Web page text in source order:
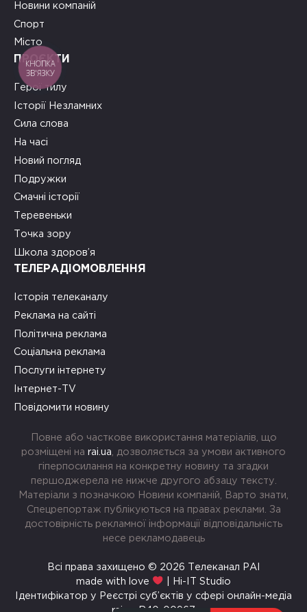
Новини компаній
Спорт
Місто
ПРОЄКТИ
Герої тилу
Історії Незламних
Сила слова
На часі
Новий погляд
Подружки
Смачні історії
Теревеньки
Точка зору
Школа здоров’я
ТЕЛЕРАДІОМОВЛЕННЯ
Історія телеканалу
Реклама на сайті
Політична реклама
Соціальна реклама
Послуги інтернету
Інтернет-TV
Повідомити новину
Повне або часткове використання матеріалів, що
розміщені на rai.ua , дозволяється за умови активного
гіперпосилання на конкретну новину та згадки
першоджерела не нижче другого абзацу тексту.
Матеріали з позначкою Новини компаній, Варто знати,
Спецрепортаж публікуються на правах реклами. За
достовірність рекламної інформації відповідальність
несе рекламодавець
Всі права захищено © 2026 Телеканал РАІ
made with love
| Hi-IT Studio
Ідентифікатор у Реєстрі суб’єктів у сфері онлайн-медіа
rai.ua R40-00967
КНОПКА
ЗВ'ЯЗКУ